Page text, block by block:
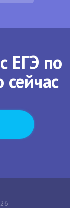
ЕГЭ по
сейчас